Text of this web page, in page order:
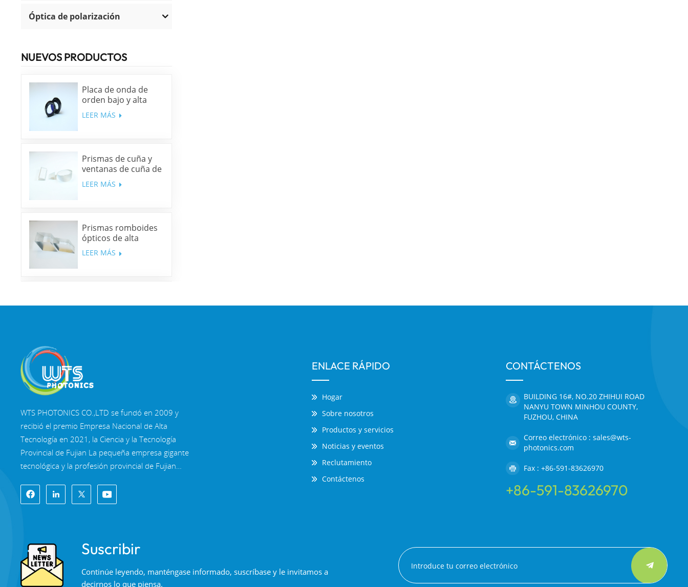
Óptica de polarización
NUEVOS PRODUCTOS
Placa de onda de
orden bajo y alta
precisión
LEER MÁS
Prismas de cuña y
ventanas de cuña de
sílice fundida y N-
BK7
LEER MÁS
Prismas romboides
ópticos de alta
precisión
LEER MÁS
multibanda
WTS PHOTONICS CO.,LTD se fundó en 2009 y
recibió el premio Empresa Nacional de Alta
Tecnología en 2021, la Ciencia y la Tecnología
Provincial de Fujian La pequeña empresa gigante
tecnológica y la profesión provincial de Fujian
en 2022. WTS se ubica en el Hermosa ciudad
costera del sureste, Fuzhou, una famosa ciudad
un grupo de personal técnico calificado y un
sistema completo de procesamiento óptico,
Sistema de recubrimiento, sistema de ensamblaje
ENLACE RÁPIDO
Hogar
Sobre nosotros
Productos y servicios
Noticias y eventos
Reclutamiento
Contáctenos
CONTÁCTENOS
BUILDING 16#, NO.20 ZHIHUI ROAD
NANYU TOWN MINHOU COUNTY,
FUZHOU, CHINA
Correo electrónico : sales@wts-
photonics.com
Fax : +86-591-83626970
+86-591-83626970
Suscribir
Continúe leyendo, manténgase informado, suscríbase y le invitamos a
decirnos lo que piensa.